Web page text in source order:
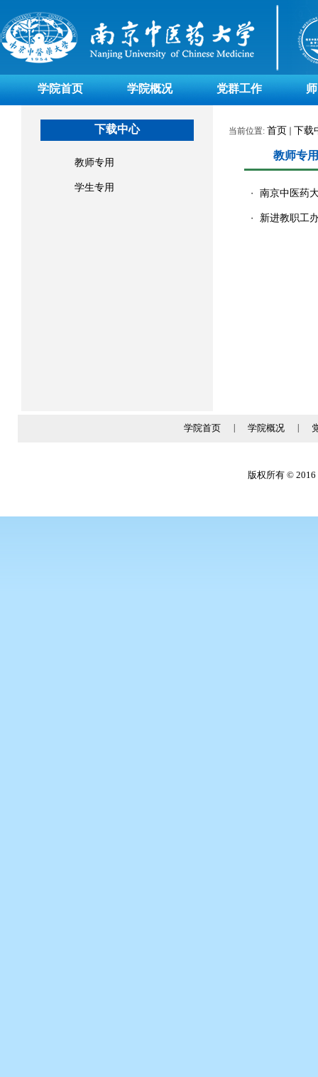
学院首页 学院概况 党群工作
下载中心
教师专用
学生专用
当前位置: 首页 下载
教师专用
・ 南京中医药
・ 新进教职工
学院首页 学院概况
版权所有 © 2016